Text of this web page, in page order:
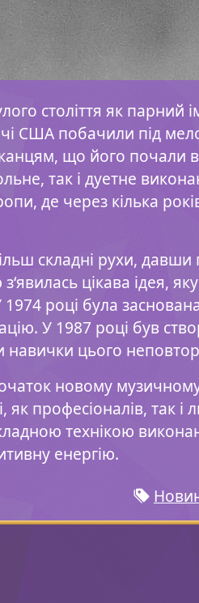
століття як
США побачили під
що його почали
так і дуетне
де через кілька
складні рухи,
цікава ідея,
році була
У 1987 році був
цього
новому
професіоналів, так і
технікою
енергію.